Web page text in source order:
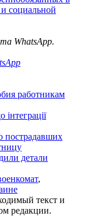
социальной
WhatsApp.
работникам
пострадавших
детали
,
текст и
редакции.